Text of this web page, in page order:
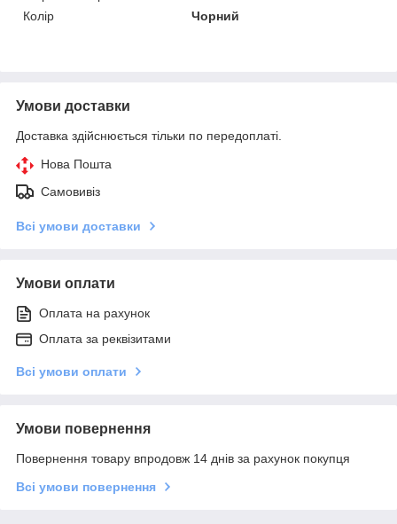
Колір
Чорний
Умови доставки
Доставка здійснюється тільки по передоплаті.
Нова Пошта
Самовивіз
Всі умови доставки
Умови оплати
Оплата на рахунок
Оплата за реквізитами
Всі умови оплати
Умови повернення
Повернення товару впродовж 14 днів за рахунок покупця
Всі умови повернення